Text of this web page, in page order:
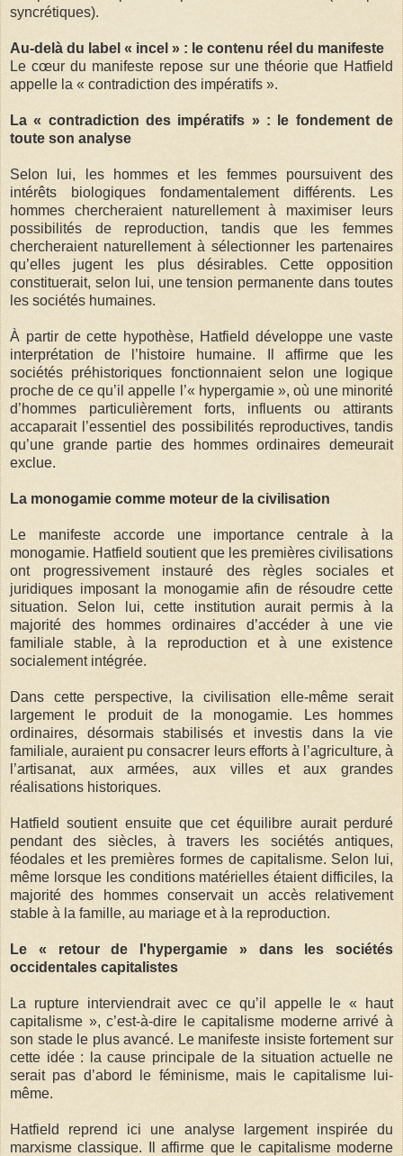
syncrétiques).
Au-delà du label « incel » : le contenu réel du manifeste
Le cœur du manifeste repose sur une théorie que Hatfield
appelle la « contradiction des impératifs ».
La « contradiction des impératifs » : le fondement de
toute son analyse
Selon lui, les hommes et les femmes poursuivent des
intérêts biologiques fondamentalement différents. Les
hommes chercheraient naturellement à maximiser leurs
possibilités de reproduction, tandis que les femmes
chercheraient naturellement à sélectionner les partenaires
qu’elles jugent les plus désirables. Cette opposition
constituerait, selon lui, une tension permanente dans toutes
les sociétés humaines.
À partir de cette hypothèse, Hatfield développe une vaste
interprétation de l’histoire humaine. Il affirme que les
sociétés préhistoriques fonctionnaient selon une logique
proche de ce qu’il appelle l’« hypergamie », où une minorité
d’hommes particulièrement forts, influents ou attirants
accaparait l’essentiel des possibilités reproductives, tandis
qu’une grande partie des hommes ordinaires demeurait
exclue.
La monogamie comme moteur de la civilisation
Le manifeste accorde une importance centrale à la
monogamie. Hatfield soutient que les premières civilisations
ont progressivement instauré des règles sociales et
juridiques imposant la monogamie afin de résoudre cette
situation. Selon lui, cette institution aurait permis à la
majorité des hommes ordinaires d’accéder à une vie
familiale stable, à la reproduction et à une existence
socialement intégrée.
Dans cette perspective, la civilisation elle-même serait
largement le produit de la monogamie. Les hommes
ordinaires, désormais stabilisés et investis dans la vie
familiale, auraient pu consacrer leurs efforts à l’agriculture, à
l’artisanat, aux armées, aux villes et aux grandes
réalisations historiques.
Hatfield soutient ensuite que cet équilibre aurait perduré
pendant des siècles, à travers les sociétés antiques,
féodales et les premières formes de capitalisme. Selon lui,
même lorsque les conditions matérielles étaient difficiles, la
majorité des hommes conservait un accès relativement
stable à la famille, au mariage et à la reproduction.
Le « retour de l'hypergamie » dans les sociétés
occidentales capitalistes
La rupture interviendrait avec ce qu’il appelle le « haut
capitalisme », c’est-à-dire le capitalisme moderne arrivé à
son stade le plus avancé. Le manifeste insiste fortement sur
cette idée : la cause principale de la situation actuelle ne
serait pas d’abord le féminisme, mais le capitalisme lui-
même.
Hatfield reprend ici une analyse largement inspirée du
marxisme classique. Il affirme que le capitalisme moderne